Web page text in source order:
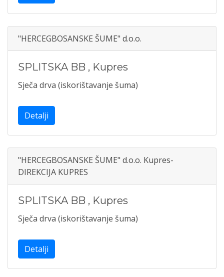
"HERCEGBOSANSKE ŠUME" d.o.o.
SPLITSKA BB , Kupres
Sječa drva (iskorištavanje šuma)
Detalji
"HERCEGBOSANSKE ŠUME" d.o.o. Kupres-
DIREKCIJA KUPRES
SPLITSKA BB , Kupres
Sječa drva (iskorištavanje šuma)
Detalji